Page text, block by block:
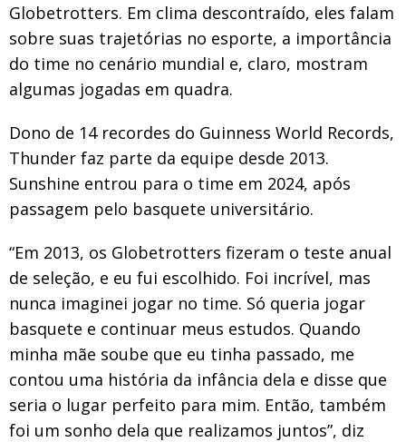
Globetrotters. Em clima descontraído, eles falam
sobre suas trajetórias no esporte, a importância
do time no cenário mundial e, claro, mostram
algumas jogadas em quadra.
Dono de 14 recordes do Guinness World Records,
Thunder faz parte da equipe desde 2013.
Sunshine entrou para o time em 2024, após
passagem pelo basquete universitário.
“Em 2013, os Globetrotters fizeram o teste anual
de seleção, e eu fui escolhido. Foi incrível, mas
nunca imaginei jogar no time. Só queria jogar
basquete e continuar meus estudos. Quando
minha mãe soube que eu tinha passado, me
contou uma história da infância dela e disse que
seria o lugar perfeito para mim. Então, também
foi um sonho dela que realizamos juntos”, diz